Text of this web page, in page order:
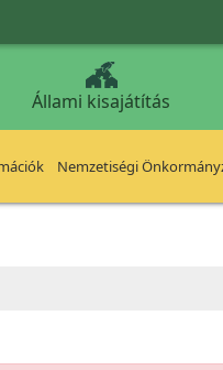
Állami kisajátítás
Nemzetiségi